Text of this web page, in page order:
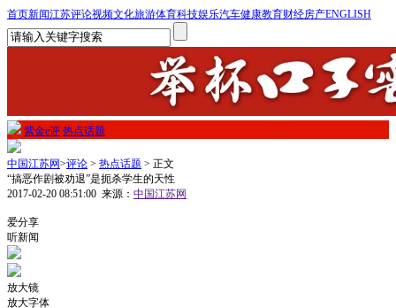
首页新闻江苏评论视频文化旅游体育科技娱乐汽车健康教育财经房产ENGLISH
紫金e评 热点话题
中国江苏网>评论 > 热点话题 > 正文
“搞恶作剧被劝退”是扼杀学生的天性
2017-02-20 08:51:00 来源： 中国江苏网
爱分享
听新闻
放大镜
放大字体